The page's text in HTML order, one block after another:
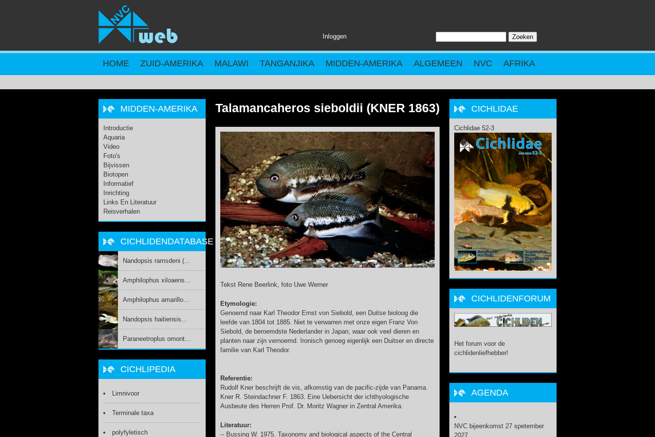
Inloggen
ZOEKVELD
HOME ZUID-AMERIKA MALAWI TANGANJIKA MIDDEN-AMERIKA ALGEMEEN NVC AFRIKA
Talamancaheros sieboldii (KNER 1863)
Tekst Rene Beerlink, foto Uwe Werner
Etymologie:
Genoemd naar Karl Theodor Ernst von Siebold, een Duitse bioloog die
leefde van 1804 tot 1885. Niet te verwarren met onze eigen Franz Von
Siebold, de beroemdste Nederlander in Japan, waar ook veel dieren en
planten naar zijn vernoemd. Ironisch genoeg eigenlijk een Duitser en directe
familie van Karl Theodor.
Referentie:
Rudolf Kner beschrijft de vis, afkomstig van de pacific-zijde van Panama.
Kner R. Steindachner F. 1863. Eine Uebersicht der ichthyologische
Ausbeute des Herren Prof. Dr. Moritz Wagner in Zentral Amerika.
Literatuur:
-- Bussing W. 1975. Taxonomy and biological aspects of the Central
MIDDEN-AMERIKA
Introductie
Aquaria
Video
Foto's
Bijvissen
Biotopen
Informatief
Inrichting
Links En Literatuur
Reisverhalen
CICHLIDENDATABASE
Nandopsis ramsdeni (...
Amphilophus xiloaens...
Amphilophus amarillo...
Nandopsis haitiensis...
Paraneetroplus omont...
CICHLIPEDIA
Limnivoor
Terminale taxa
polyfyletisch
CICHLIDAE
Cichlidae 52-3
CICHLIDENFORUM
Het forum voor de
cichlidenliefhebber!
AGENDA
NVC bijeenkomst 27 spetember
2027